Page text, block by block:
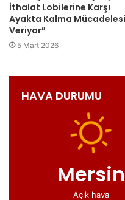
İthalat Lobilerine Karşı
Ayakta Kalma Mücadelesi
Veriyor”
5 Mart 2026
HAVA DURUMU
Mersin
Açık hava